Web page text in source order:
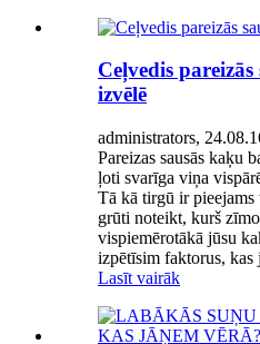
Ceļvedis
izvēlē
administrators,
Pareizas sausās kaķu
ļoti svarīga viņa
Tā kā tirgū ir
grūti noteikt, kurš
vispiemērotākā jūsu
izpētīsim faktorus, kas
Lasīt vairāk